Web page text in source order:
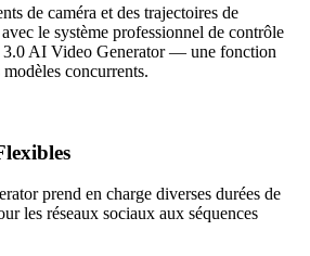
de caméra et des trajectoires de
le système professionnel de contrôle
AI Video Generator — une fonction
concurrents.
prend en charge diverses durées de
les réseaux sociaux aux séquences